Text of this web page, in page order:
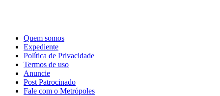
Quem somos
Expediente
Política de Privacidade
Termos de uso
Anuncie
Post Patrocinado
Fale com o Metrópoles